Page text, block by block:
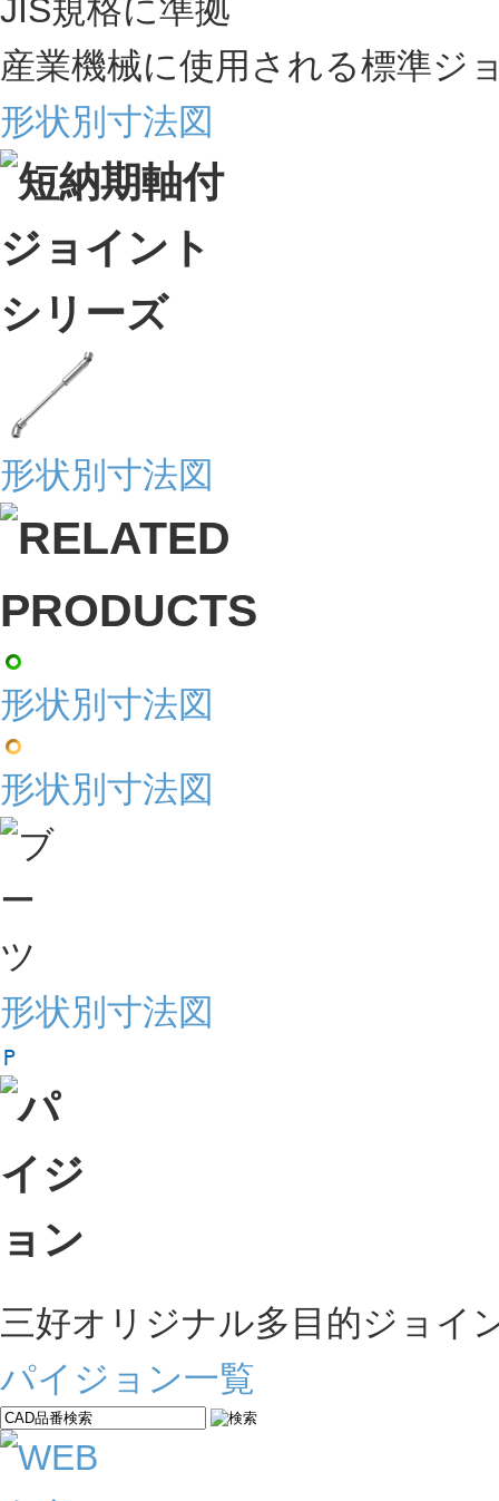
JIS規格に準拠
産業機械に使用される標準ジ
形状別寸法図
形状別寸法図
形状別寸法図
形状別寸法図
形状別寸法図
三好オリジナル多目的ジョイ
パイジョン一覧